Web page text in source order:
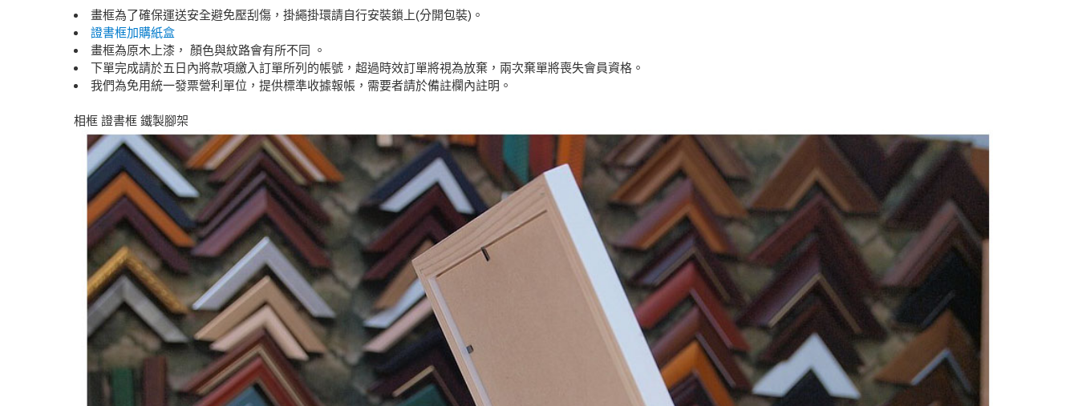
畫框為了確保運送安全避免壓刮傷，掛繩掛環請自行安裝鎖上(分開包裝)。
證書框加購紙盒
畫框為原木上漆， 顏色與紋路會有所不同 。
下單完成請於五日內將款項繳入訂單所列的帳號，超過時效訂單將視為放棄，兩次棄單將喪失會員資格。
我們為免用統一發票營利單位，提供標準收據報帳，需要者請於備註欄內註明。
相框 證書框 鐵製腳架